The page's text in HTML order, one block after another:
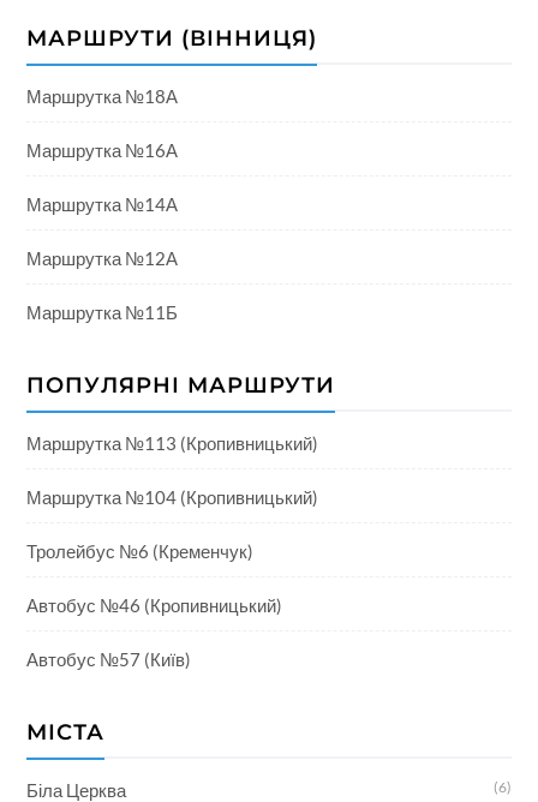
МАРШРУТИ (ВІННИЦЯ)
Маршрутка №18А
Маршрутка №16А
Маршрутка №14А
Маршрутка №12А
Маршрутка №11Б
ПОПУЛЯРНІ МАРШРУТИ
Маршрутка №113 (Кропивницький)
Маршрутка №104 (Кропивницький)
Тролейбус №6 (Кременчук)
Автобус №46 (Кропивницький)
Автобус №57 (Київ)
МІСТА
Біла Церква (6)